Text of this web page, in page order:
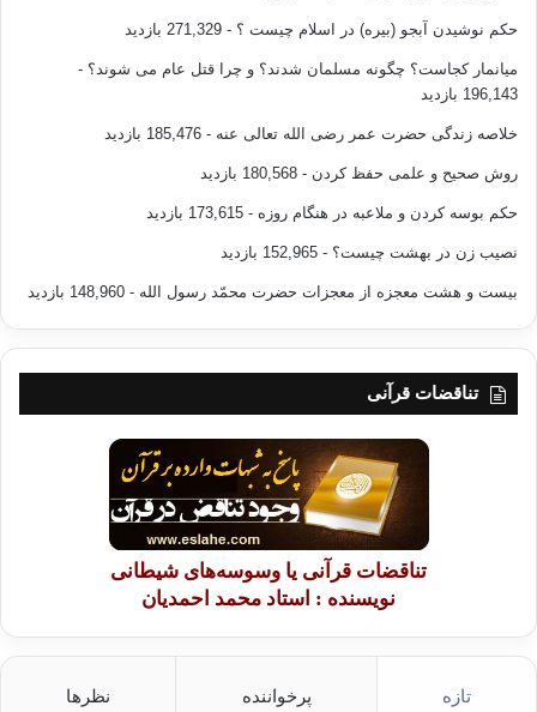
حکم نوشیدن آبجو (بیره) در اسلام چیست ؟ - 271,329 بازدید
میانمار کجاست؟ چگونه مسلمان شدند؟ و چرا قتل عام می شوند؟ -
196,143 بازدید
خلاصه زندگی حضرت عمر رضی الله تعالی عنه - 185,476 بازدید
روش صحیح و علمی حفظ کردن - 180,568 بازدید
حکم بوسه کردن و ملاعبه در هنگام روزه - 173,615 بازدید
نصیب زن در بهشت چیست؟ - 152,965 بازدید
بیست و هشت معجزه از معجزات حضرت محمّد رسول الله - 148,960 بازدید
تناقضات قرآنی
تناقضات قرآنی یا وسوسه‌های شیطانی
نویسنده : استاد محمد احمدیان
تازه پرخواننده نظرها